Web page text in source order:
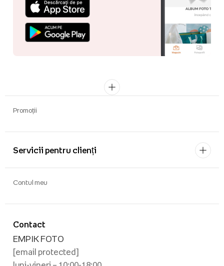
Promoții
Servicii pentru clienți
Contact
EMPIK FOTO
[email protected]
Contul meu